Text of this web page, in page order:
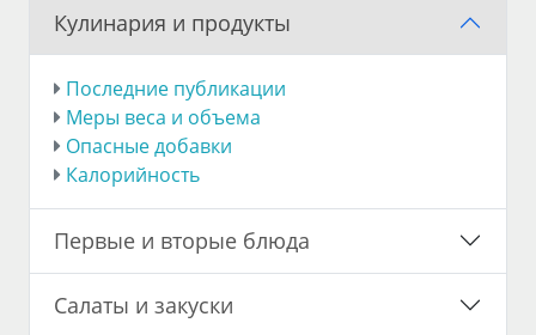
Кулинария и продукты
Последние публикации
Меры веса и объема
Опасные добавки
Калорийность
Первые и вторые блюда
Салаты и закуски